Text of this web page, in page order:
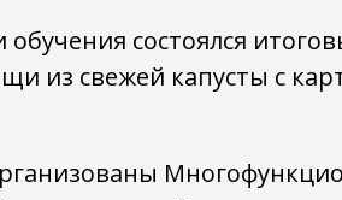
состоялся
из свежей капусты с